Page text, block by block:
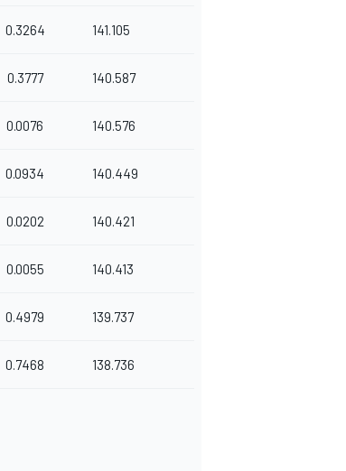
0.3264 141.105
0.3777 140.587
0.0076 140.576
0.0934 140.449
0.0202 140.421
0.0055 140.413
0.4979 139.737
0.7468 138.736